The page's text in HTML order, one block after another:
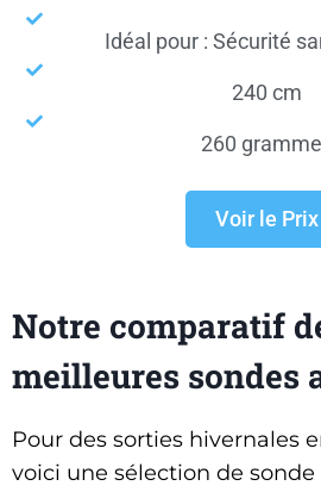
Idéal pour : Sécurité
240 cm
260
Voir le Prix
Notre comparatif
meilleures sondes
Pour des sorties hivernales
voici une sélection de